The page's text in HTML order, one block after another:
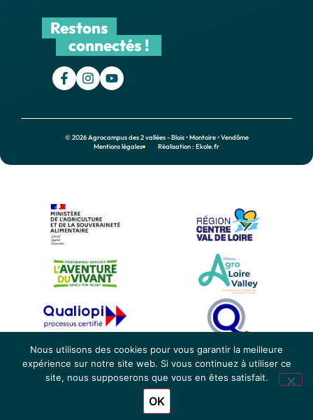
Restons
connectés !
© 2026 Agrocampus des 2 vallées - Blois • Montoire • Vendôme
Mentions légales
Réalisation : Ekole.fr
Nous utilisons des cookies pour vous garantir la meilleure
expérience sur notre site web. Si vous continuez à utiliser ce
site, nous supposerons que vous en êtes satisfait.
OK